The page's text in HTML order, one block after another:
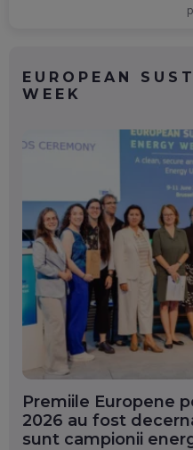
EUROPEAN
WEEK
Premiile Europene
2026 au fost
sunt campionii